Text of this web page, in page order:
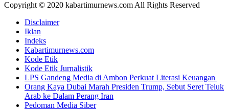
Copyright © 2020 kabartimurnews.com All Rights Reserved
Disclaimer
Iklan
Indeks
Kabartimurnews.com
Kode Etik
Kode Etik Jurnalistik
LPS Gandeng Media di Ambon Perkuat Literasi Keuangan
Orang Kaya Dubai Marah Presiden Trump, Sebut Seret Teluk
Arab ke Dalam Perang Iran
Pedoman Media Siber